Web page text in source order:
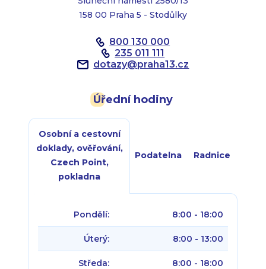
158 00 Praha 5 - Stodůlky
800 130 000
235 011 111
dotazy@praha13.cz
Úřední hodiny
Osobní a cestovní
doklady, ověřování,
Czech Point,
pokladna
Podatelna Radnice
Pondělí: 8:00 - 18:00
Úterý: 8:00 - 13:00
Středa: 8:00 - 18:00